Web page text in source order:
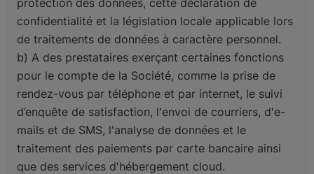
protection des données, cette déclaration de
confidentialité et la législation locale applicable lors
de traitements de données à caractère personnel.
b) A des prestataires exerçant certaines fonctions
pour le compte de la Société, comme la prise de
rendez-vous par téléphone et par internet, le suivi
d’enquête de satisfaction, l'envoi de courriers, d'e-
mails et de SMS, l'analyse de données et le
traitement des paiements par carte bancaire ainsi
que des services d'hébergement cloud.